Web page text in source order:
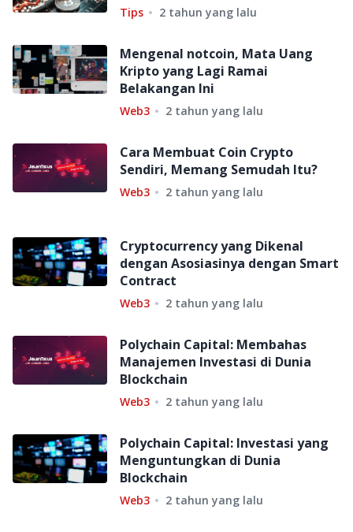
Tips 2 tahun yang lalu
Mengenal notcoin, Mata Uang
Kripto yang Lagi Ramai
Belakangan Ini
Web3 2 tahun yang lalu
Cara Membuat Coin Crypto
Sendiri, Memang Semudah Itu?
Web3 2 tahun yang lalu
Cryptocurrency yang Dikenal
dengan Asosiasinya dengan Smart
Contract
Web3 2 tahun yang lalu
Polychain Capital: Membahas
Manajemen Investasi di Dunia
Blockchain
Web3 2 tahun yang lalu
Polychain Capital: Investasi yang
Menguntungkan di Dunia
Blockchain
Web3 2 tahun yang lalu